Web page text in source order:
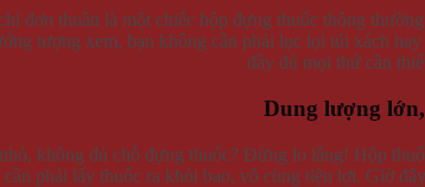
đơn thuần là một chiếc hộp đựng thuốc thông
tượng xem, bạn không cần phải lục lọi túi xách
đầy đủ mọi thứ cần
Dung lượng
không đủ chỗ đựng thuốc? Đừng lo lắng! Hộp
cần phải lấy thuốc ra khỏi bao, vô cùng tiện lợi. Giờ